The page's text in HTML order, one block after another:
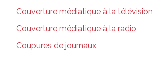
Couverture médiatique à la télévision
Couverture médiatique à la radio
Coupures de journaux